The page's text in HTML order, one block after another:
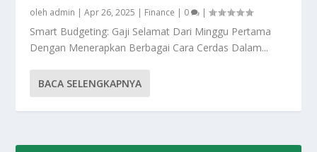
oleh admin |Apr 26, 2025 | Finance | 0 |
Smart Budgeting: Gaji Selamat Dari Minggu Pertama
Dengan Menerapkan Berbagai Cara Cerdas Dalam...
BACA SELENGKAPNYA